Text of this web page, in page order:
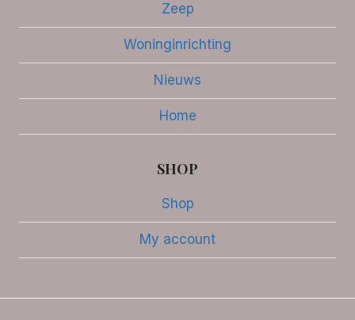
Zeep
Woninginrichting
Nieuws
Home
SHOP
Shop
My account